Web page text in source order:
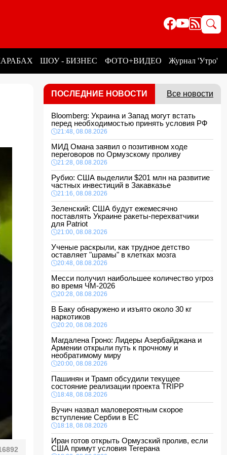
ШОУ - БИЗНЕС ФОТО+ВИДЕО Журнал 'Утро'
ПОСЛЕДНИЕ НОВОСТИ Все новости
Bloomberg: Украина и Запад могут встать
перед необходимостью принять условия РФ
21:48, 08.08.2026
МИД Омана заявил о позитивном ходе
переговоров по Ормузскому проливу
21:28, 08.08.2026
Рубио: США выделили $201 млн на развитие
частных инвестиций в Закавказье
21:16, 08.08.2026
Зеленский: США будут ежемесячно
поставлять Украине ракеты-перехватчики
для Patriot
21:00, 08.08.2026
Ученые раскрыли, как трудное детство
оставляет "шрамы" в клетках мозга
20:48, 08.08.2026
Месси получил наибольшее количество угроз
во время ЧМ-2026
20:28, 08.08.2026
В Баку обнаружено и изъято около 30 кг
наркотиков
20:20, 08.08.2026
Магдалена Гроно: Лидеры Азербайджана и
Армении открыли путь к прочному и
необратимому миру
20:00, 08.08.2026
Пашинян и Трамп обсудили текущее
состояние реализации проекта TRIPP
18:48, 08.08.2026
Вучич назвал маловероятным скорое
вступление Сербии в ЕС
18:18, 08.08.2026
Иран готов открыть Ормузский пролив, если
США примут условия Тегерана